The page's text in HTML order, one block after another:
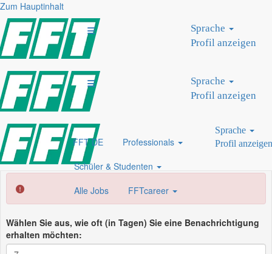
Zum Hauptinhalt
Sprache
Profil anzeigen
Sprache
Profil anzeigen
FFT DE
Professionals
Schüler & Studenten
Alle Jobs
FFTcareer
Sprache
Profil anzeigen
bremen
Nach Stichwort suchen
Nach Standort suchen
Mehr Optionen anzeigen
Löschen
Wählen Sie aus, wie oft (in Tagen) Sie eine Benachrichtigung
erhalten möchten: